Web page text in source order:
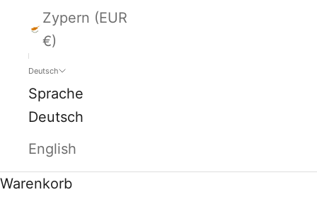
Zypern (EUR
€)
Deutsch
Sprache
Deutsch
English
Warenkorb